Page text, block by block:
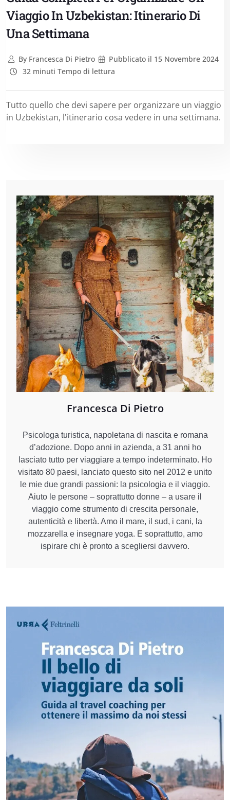
Viaggio In Uzbekistan: Itinerario Di
Una Settimana
ByFrancesca Di Pietro Pubblicato il 15 Novembre 2024
32 minuti Tempo di lettura
Tutto quello che devi sapere per organizzare un viaggio
in Uzbekistan, l'itinerario cosa vedere in una settimana.
Francesca Di Pietro
Psicologa turistica, napoletana di nascita e romana
d’adozione. Dopo anni in azienda, a 31 anni ho
lasciato tutto per viaggiare a tempo indeterminato. Ho
visitato 80 paesi, lanciato questo sito nel 2012 e unito
le mie due grandi passioni: la psicologia e il viaggio.
Aiuto le persone – soprattutto donne – a usare il
viaggio come strumento di crescita personale,
autenticità e libertà. Amo il mare, il sud, i cani, la
mozzarella e insegnare yoga. E soprattutto, amo
ispirare chi è pronto a scegliersi davvero.